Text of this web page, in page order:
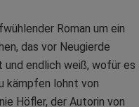
Roman um ein
das vor Neugierde
und endlich weiß, wofür es
kämpfen lohnt von
Höfler, der Autorin von